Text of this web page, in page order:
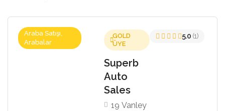
Araba Satışı,
Arabalar
GOLD
ÜYE
Superb
Auto
Sales
19 Vanley
5.0 (1)